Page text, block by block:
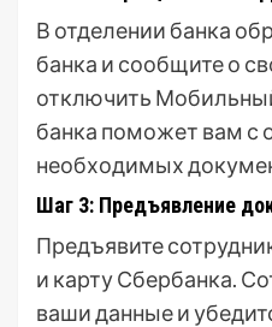
В отделении банка
банка и сообщите о
отключить
банка поможет вам с
необходимых
Шаг 3: Предъявление
Предъявите
и карту Сбербанка.
ваши данные и